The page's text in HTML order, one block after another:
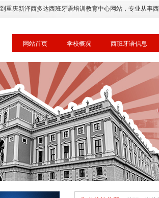
重庆新泽西多达西班牙语培训教育中心网站，专业从事
网站首页 学校概况 西班牙语信息